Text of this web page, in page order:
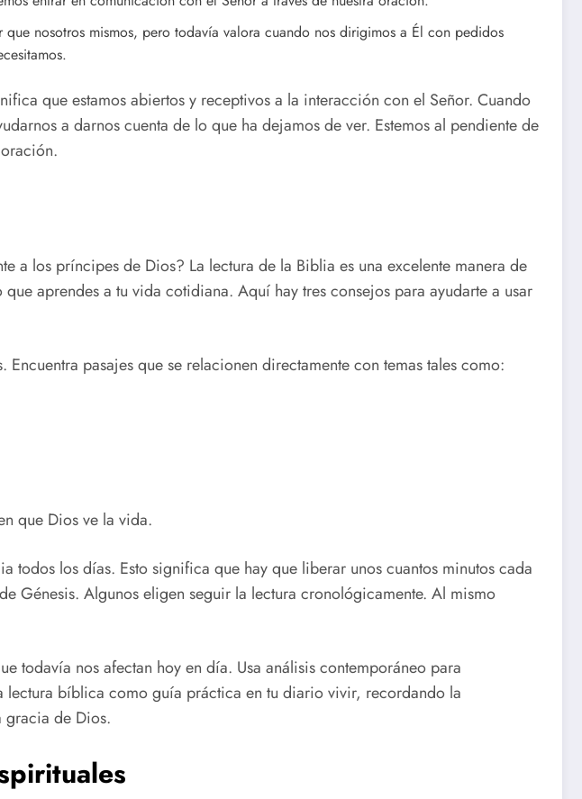
que nosotros mismos, pero todavía valora cuando nos dirigimos a Él con pedidos
que estamos abiertos y receptivos a la interacción con el Señor. Cuando
a darnos cuenta de lo que ha dejamos de ver. Estemos al pendiente de
a los príncipes de Dios? La lectura de la Biblia es una excelente manera de
aprendes a tu vida cotidiana. Aquí hay tres consejos para ayudarte a usar
pasajes que se relacionen directamente con temas tales como:
que Dios ve la vida.
los días. Esto significa que hay que liberar unos cuantos minutos cada
Génesis. Algunos eligen seguir la lectura cronológicamente. Al mismo
todavía nos afectan hoy en día. Usa análisis contemporáneo para
bíblica como guía práctica en tu diario vivir, recordando la
gracia de Dios.